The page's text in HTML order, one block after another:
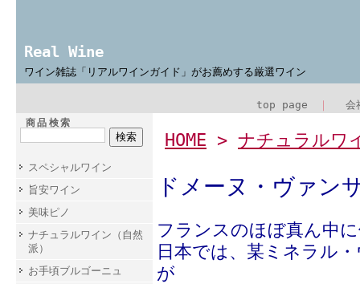
Real Wine
ワイン雑誌「リアルワインガイド」がお薦めする厳選ワイン
top page 会
商品検索
スペシャルワイン
旨安ワイン
美味ピノ
ナチュラルワイン（自然
派）
お手頃ブルゴーニュ
HOME > ナチュラルワ
ドメーヌ・ヴァン
フランスのほぼ真ん中
日本では、某ミネラル
が